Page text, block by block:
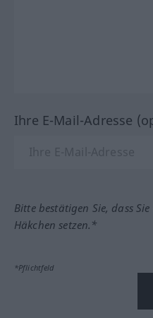
Ihre E-Mail-Adresse
Bitte bestätigen Sie, dass
Häkchen setzen.*
*Pflichtfeld